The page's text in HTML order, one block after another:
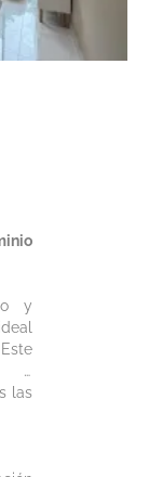
y
y
las